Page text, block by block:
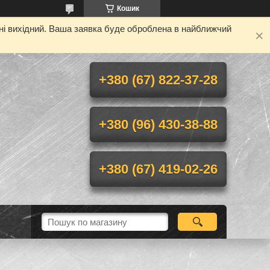
Кошик
вихідний. Ваша заявка буде оброблена в найближчий
+380 (67) 822-37-28
+380 (96) 430-38-88
+380 (67) 419-02-26